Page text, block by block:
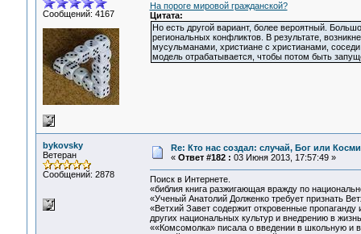
Сообщений: 4167
На пороге мировой гражданской?
Цитата:
Но есть другой вариант, более вероятный.
региональных конфликтов. В результате,
мусульманами, христиане с христианами,
модель отрабатывается, чтобы потом быть
bykovsky
Ветеран
Сообщений: 2878
Re: Кто нас создал: случай, Бог или
« Ответ #182 : 03 Июня 2013, 17:57:49 »
Поиск в Интернете.
«библия книга разжигающая вражду по
«Ученый Анатолий Долженко требует признать
«Ветхий Завет содержит откровенные
других национальных культур и внедрению в
««Комсомолка» писала о введении в школьную и